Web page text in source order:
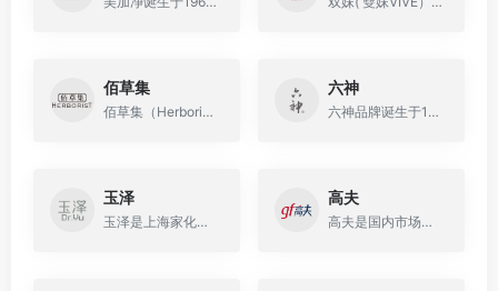
佰草集
佰草集（Herborist）是上海家化1998年推向市场的一个具有全新概念的品牌，是中国第一套具有完整意义的现代中草药中高档个人护理品。
六神
六神品牌诞生于1990年，是上海家化旗下的品牌之一，品牌包含花露水、沐浴露、香皂、洗手液等产品。
玉泽
玉泽是上海家化公司旗下的一个护肤品品牌，专注皮肤屏障自修护，致力于从根源上解决皮肤屏障受损引起的多种肌肤问题，提供皮肤科学护肤解决方案。
高夫
高夫是国内市场第一个男士护理品牌，也是国内领先的专业男士护理品牌，产品线跨越了护肤，护发，香水三大领域，高夫致力于为年轻中国男士提供最佳的个人护理解决方案。